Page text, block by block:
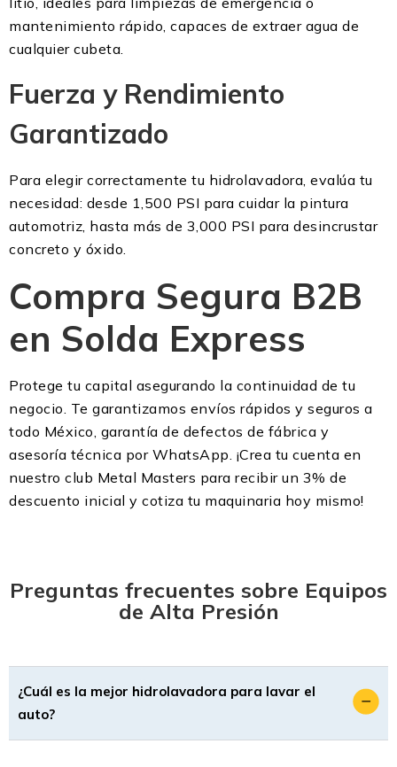
mantenimiento rápido, capaces de extraer agua de
cualquier cubeta.
Fuerza y Rendimiento
Garantizado
Para elegir correctamente tu hidrolavadora, evalúa tu
necesidad: desde 1,500 PSI para cuidar la pintura
automotriz, hasta más de 3,000 PSI para desincrustar
concreto y óxido.
Compra Segura B2B
en Solda Express
Protege tu capital asegurando la continuidad de tu
negocio. Te garantizamos envíos rápidos y seguros a
todo México, garantía de defectos de fábrica y
asesoría técnica por WhatsApp. ¡Crea tu cuenta en
nuestro club Metal Masters para recibir un 3% de
descuento inicial y cotiza tu maquinaria hoy mismo!
Preguntas frecuentes sobre Equipos
de Alta Presión
¿Cuál es la mejor hidrolavadora para lavar el
auto?